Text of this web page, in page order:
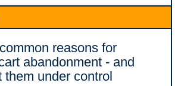
reasons for
abandonment - and
them under control